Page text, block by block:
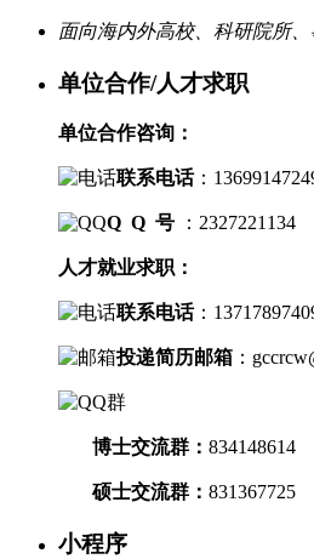
面向海内外高校、科研院所
单位合作/人才求职
单位合作咨询：
联系电话：
Q Q 号 ：2327221134
人才就业求职：
联系电话：
投递简历邮箱 ：
博士交流群 ： 834148614
硕士交流群： 831367725
小程序